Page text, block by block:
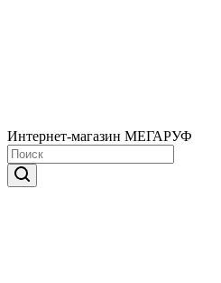
Интернет-магазин МЕГАРУФ